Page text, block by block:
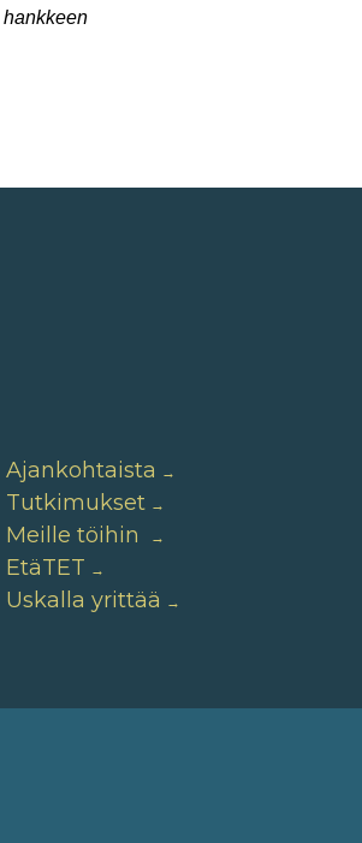
Ajankohtaista
Tutkimukset
Meille töihin
EtäTET
Uskalla yrittää